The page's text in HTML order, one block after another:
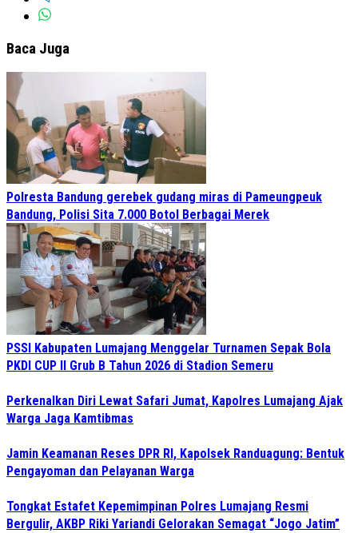
Baca Juga
Polresta Bandung gerebek gudang miras di Pameungpeuk
Bandung, Polisi Sita 7.000 Botol Berbagai Merek
PSSI Kabupaten Lumajang Menggelar Turnamen Sepak Bola
PKDI CUP II Grub B Tahun 2026 di Stadion Semeru
Perkenalkan Diri Lewat Safari Jumat, Kapolres Lumajang Ajak
Warga Jaga Kamtibmas
Jamin Keamanan Reses DPR RI, Kapolsek Randuagung: Bentuk
Pengayoman dan Pelayanan Warga
Tongkat Estafet Kepemimpinan Polres Lumajang Resmi
Bergulir, AKBP Riki Yariandi Gelorakan Semagat “Jogo Jatim”